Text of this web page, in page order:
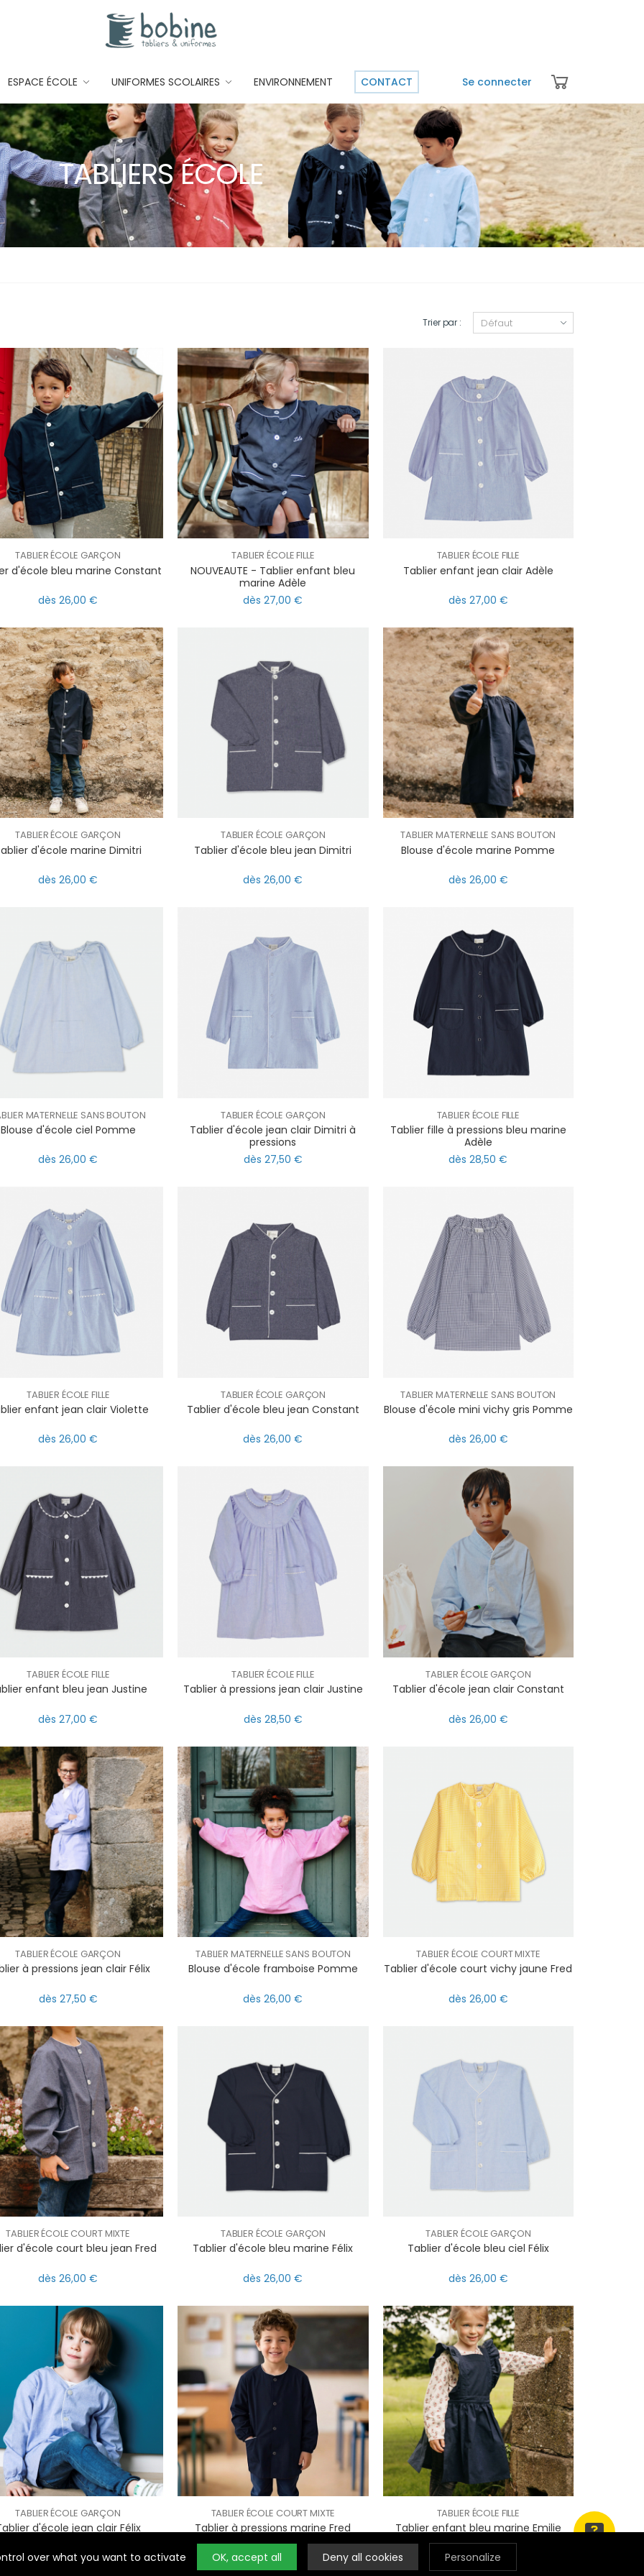
ESPACE ÉCOLE UNIFORMES SCOLAIRES ENVIRONNEMENT CONTACT Se connecter
TABLIERS ÉCOLE
Trier par :
TABLIER ÉCOLE GARÇON
d'école bleu marine Constant
dès 26,00 €
TABLIER ÉCOLE FILLE
NOUVEAUTE - Tablier enfant bleu
marine Adèle
dès 27,00 €
TABLIER ÉCOLE FILLE
Tablier enfant jean clair Adèle
dès 27,00 €
TABLIER ÉCOLE GARÇON
d'école marine Dimitri
dès 26,00 €
TABLIER ÉCOLE GARÇON
Tablier d'école bleu jean Dimitri
dès 26,00 €
TABLIER MATERNELLE SANS BOUTON
Blouse d'école marine Pomme
dès 26,00 €
MATERNELLE SANS BOUTON
Blouse d'école ciel Pomme
dès 26,00 €
TABLIER ÉCOLE GARÇON
Tablier d'école jean clair Dimitri à
pressions
dès 27,50 €
TABLIER ÉCOLE FILLE
Tablier fille à pressions bleu marine
Adèle
dès 28,50 €
TABLIER ÉCOLE FILLE
enfant jean clair Violette
dès 26,00 €
TABLIER ÉCOLE GARÇON
Tablier d'école bleu jean Constant
dès 26,00 €
TABLIER MATERNELLE SANS BOUTON
Blouse d'école mini vichy gris Pomme
dès 26,00 €
TABLIER ÉCOLE FILLE
enfant bleu jean Justine
dès 27,00 €
TABLIER ÉCOLE FILLE
Tablier à pressions jean clair Justine
dès 28,50 €
TABLIER ÉCOLE GARÇON
Tablier d'école jean clair Constant
dès 26,00 €
TABLIER ÉCOLE GARÇON
à pressions jean clair Félix
dès 27,50 €
TABLIER MATERNELLE SANS BOUTON
Blouse d'école framboise Pomme
dès 26,00 €
TABLIER ÉCOLE COURT MIXTE
Tablier d'école court vichy jaune Fred
dès 26,00 €
TABLIER ÉCOLE COURT MIXTE
d'école court bleu jean Fred
dès 26,00 €
TABLIER ÉCOLE GARÇON
Tablier d'école bleu marine Félix
dès 26,00 €
TABLIER ÉCOLE GARÇON
Tablier d'école bleu ciel Félix
dès 26,00 €
TABLIER ÉCOLE GARÇON
d'école jean clair Félix
dès 26,00 €
TABLIER ÉCOLE COURT MIXTE
Tablier à pressions marine Fred
dès 27,50 €
TABLIER ÉCOLE FILLE
Tablier enfant bleu marine Emilie
dès 26,00 €
Noty
over what you want to activate OK, accept all Deny all cookies Personalize